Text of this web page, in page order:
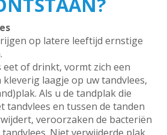
op latere leeftijd ernstige
eet of drinkt, vormt zich een
laagje op uw tandvlees,
Als u de tandplak die
tandvlees en tussen de tanden
veroorzaken de bacteriën